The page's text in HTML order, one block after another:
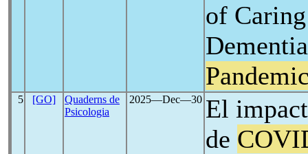
of
5 [GO]
Quaderns de
Psicologia
2025―Dec―30 El
de